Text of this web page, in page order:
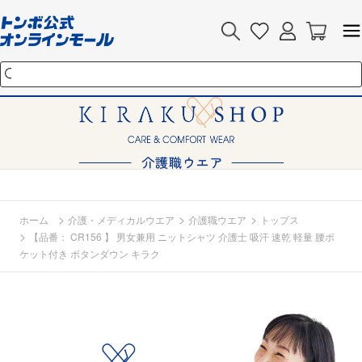
ホーム > 介護・メディカルウエア > 介護職ウエア > トップス
>
【品番： CR156 】 男女兼用 ニットシャツ 介護士 吸汗 速乾 軽量 腰ポ
ケット付き ボタンダウン キラク